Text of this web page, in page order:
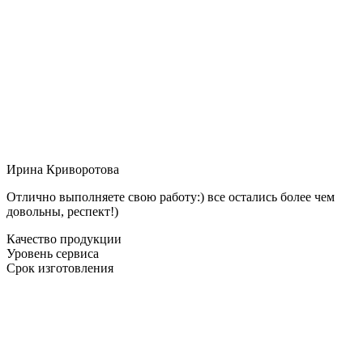
Ирина Криворотова
Отлично выполняете свою работу:) все остались более чем
довольны, респект!)
Качество продукции
Уровень сервиса
Срок изготовления